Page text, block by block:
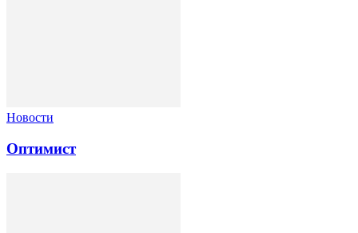
Новости
Оптимист